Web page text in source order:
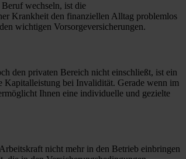
wechseln, ist die
Krankheit den finanziellen Alltag problemlos
wichtigen Vorsorgeversicherungen.
den privaten Bereich nicht einschließt, ist ein
Kapitalleistung bei Invalidität. Gerade wenn im
Ihnen eine individuelle und gezielte
nicht mehr in den Betrieb einbringen